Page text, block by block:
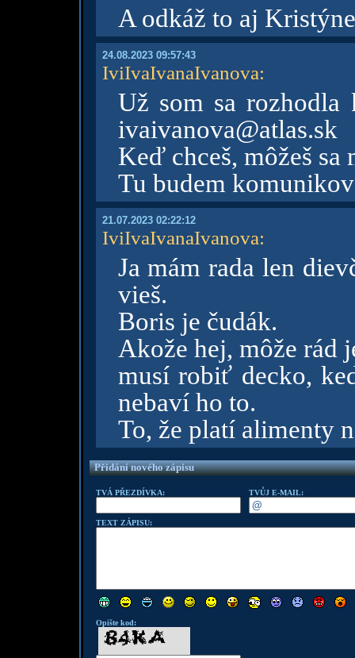
A odkáž to aj
24.08.2023 09:57:43
IviIvaIvanaIvanova:
Už som sa
ivaivanova@atlas.sk
Keď chceš, môžeš sa
Tu budem
21.07.2023 02:22:12
IviIvaIvanaIvanova:
Ja mám rada len
vieš.
Boris je čudák.
Akože hej, môže rád
musí robiť decko,
nebaví ho to.
To, že platí alimenty
Přidání nového zápisu
TVÁ PŘEZDÍVKA: TVŮJ E-MAIL:
TEXT ZÁPISU:
Opište kod: